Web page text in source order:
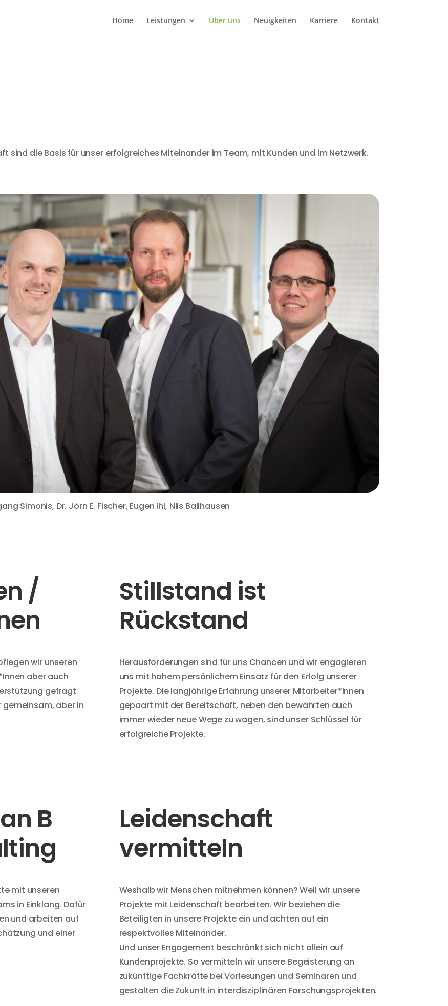
Home Leistungen Über uns Neuigkeiten Karriere Kontakt
sind die Basis für unser erfolgreiches Miteinander im Team, mit Kunden und im Netzwerk.
Simonis, Dr. Jörn E. Fischer, Eugen Ihl, Nils Ballhausen
/
wir unseren
aber auch
gefragt
aber in
Stillstand ist
Rückstand
Herausforderungen sind für uns Chancen und wir engagieren
uns mit hohem persönlichem Einsatz für den Erfolg unserer
Projekte. Die langjährige Erfahrung unserer Mitarbeiter*Innen
gepaart mit der Bereitschaft, neben den bewährten auch
immer wieder neue Wege zu wagen, sind unser Schlüssel für
erfolgreiche Projekte.
B
mit unseren
in Einklang. Dafür
und arbeiten auf
und einer
Leidenschaft
vermitteln
Weshalb wir Menschen mitnehmen können? Weil wir unsere
Projekte mit Leidenschaft bearbeiten. Wir beziehen die
Beteiligten in unsere Projekte ein und achten auf ein
respektvolles Miteinander.
Und unser Engagement beschränkt sich nicht allein auf
Kundenprojekte. So vermitteln wir unsere Begeisterung an
zukünftige Fachkräfte bei Vorlesungen und Seminaren und
gestalten die Zukunft in interdisziplinären Forschungsprojekten.